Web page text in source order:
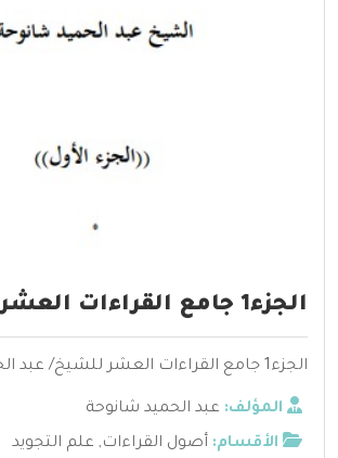
الجزء1 جامع القراءات العشر
الجزء1 جامع القراءات العشر للشيخ/ عبد الحميد شانوحة
المؤلف: عبد الحميد شانوحة
الأقسام: أصول القراءات, علم التجويد